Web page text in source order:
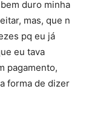
duro minha
mas, que n
pq eu já
eu tava
pagamento,
forma de dizer